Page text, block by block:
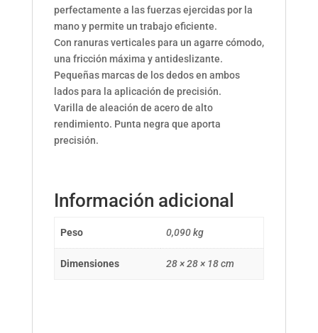
perfectamente a las fuerzas ejercidas por la
mano y permite un trabajo eficiente.
Con ranuras verticales para un agarre cómodo,
una fricción máxima y antideslizante.
Pequeñas marcas de los dedos en ambos
lados para la aplicación de precisión.
Varilla de aleación de acero de alto
rendimiento. Punta negra que aporta
precisión.
Información adicional
Peso 0,090 kg
Dimensiones 28 × 28 × 18 cm